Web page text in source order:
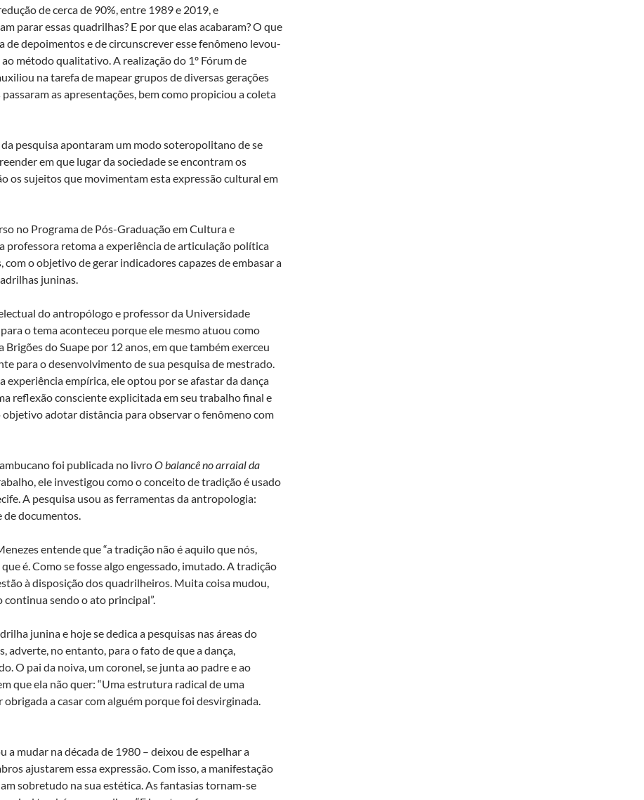
de cerca de 90%, entre 1989 e 2019, e
parar essas quadrilhas? E por que elas acabaram? O que
de depoimentos e de circunscrever esse fenômeno levou-
método qualitativo. A realização do 1º Fórum de
na tarefa de mapear grupos de diversas gerações
as apresentações, bem como propiciou a coleta
pesquisa apontaram um modo soteropolitano de se
em que lugar da sociedade se encontram os
os sujeitos que movimentam esta expressão cultural em
no Programa de Pós-Graduação em Cultura e
professora retoma a experiência de articulação política
o objetivo de gerar indicadores capazes de embasar a
juninas.
do antropólogo e professor da Universidade
o tema aconteceu porque ele mesmo atuou como
do Suape por 12 anos, em que também exerceu
para o desenvolvimento de sua pesquisa de mestrado.
experiência empírica, ele optou por se afastar da dança
reflexão consciente explicitada em seu trabalho final e
adotar distância para observar o fenômeno com
foi publicada no livroO balancê no arraial da
ele investigou como o conceito de tradição é usado
A pesquisa usou as ferramentas da antropologia:
documentos.
entende que “a tradição não é aquilo que nós,
é. Como se fosse algo engessado, imutado. A tradição
à disposição dos quadrilheiros. Muita coisa mudou,
continua sendo o ato principal”.
junina e hoje se dedica a pesquisas nas áreas do
no entanto, para o fato de que a dança,
O pai da noiva, um coronel, se junta ao padre e ao
que ela não quer: “Uma estrutura radical de uma
a casar com alguém porque foi desvirginada.
a mudar na década de 1980 – deixou de espelhar a
ajustarem essa expressão. Com isso, a manifestação
sobretudo na sua estética. As fantasias tornam-se